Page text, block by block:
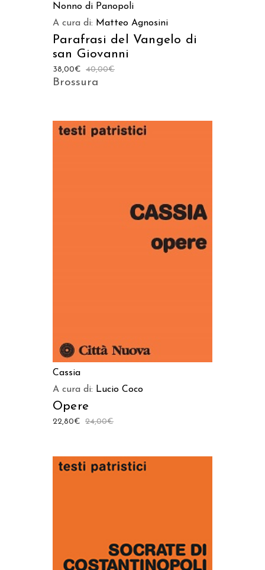
Nonno di Panopoli
A cura di: Matteo Agnosini
Parafrasi del Vangelo di
san Giovanni
40,00€
38,00€
Brossura
AGGIUNGI AL CARRELLO
Cassia
A cura di: Lucio Coco
Opere
24,00€
22,80€